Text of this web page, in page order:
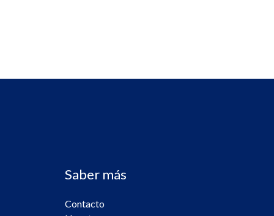
Saber más
Contacto